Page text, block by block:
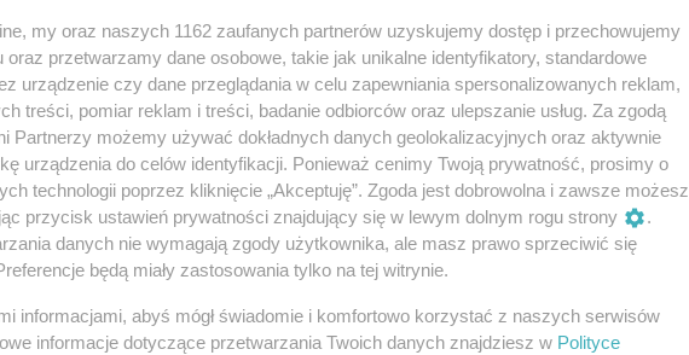
my oraz naszych 1162 zaufanych partnerów uzyskujemy dostęp i przechowujemy
oraz przetwarzamy dane osobowe, takie jak unikalne identyfikatory, standardowe
urządzenie czy dane przeglądania w celu zapewniania spersonalizowanych reklam,
treści, pomiar reklam i treści, badanie odbiorców oraz ulepszanie usług. Za zgodą
Partnerzy możemy używać dokładnych danych geolokalizacyjnych oraz aktywnie
urządzenia do celów identyfikacji. Ponieważ cenimy Twoją prywatność, prosimy o
technologii poprzez kliknięcie „Akceptuję”. Zgoda jest dobrowolna i zawsze możesz
przycisk ustawień prywatności znajdujący się w lewym dolnym rogu strony
.
danych nie wymagają zgody użytkownika, ale masz prawo sprzeciwić się
będą miały zastosowania tylko na tej witrynie.
informacjami, abyś mógł świadomie i komfortowo korzystać z naszych serwisów
informacje dotyczące przetwarzania Twoich danych znajdziesz w Polityce